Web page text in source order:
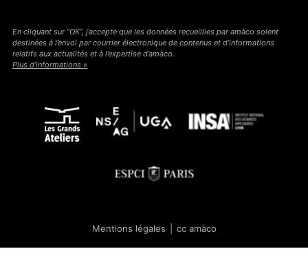
En cliquant sur “OK”, j’accepte que les données recueillies par amàco soient
destinées à l’envoi par courrier électronique de contenus et d’informations
relatifs aux actualités et à l’expertise d’amàco.
Plus d’informations »
Mentions légales cc amàco